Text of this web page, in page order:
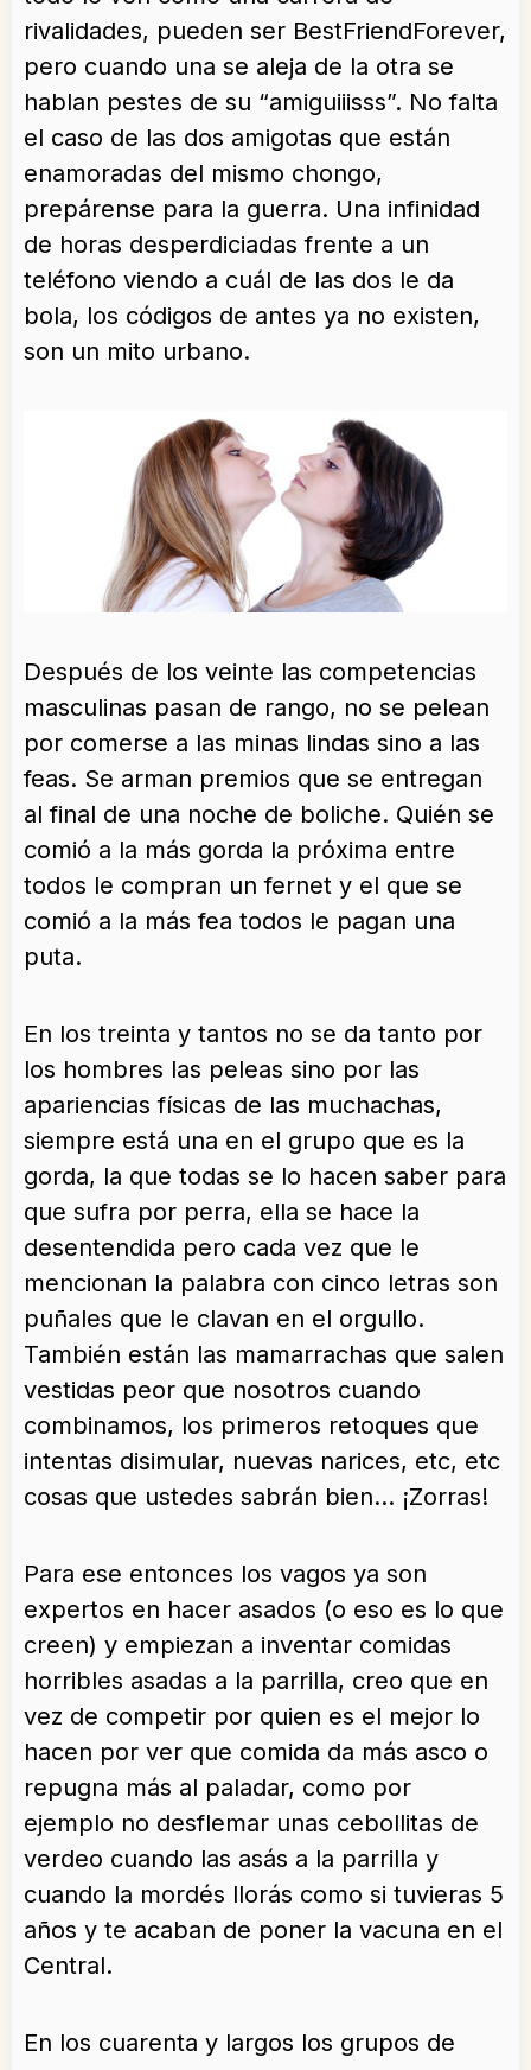
rivalidades, pueden ser BestFriendForever,
pero cuando una se aleja de la otra se
hablan pestes de su “amiguiiisss”. No falta
el caso de las dos amigotas que están
enamoradas del mismo chongo,
prepárense para la guerra. Una infinidad
de horas desperdiciadas frente a un
teléfono viendo a cuál de las dos le da
bola, los códigos de antes ya no existen,
son un mito urbano.
Después de los veinte las competencias
masculinas pasan de rango, no se pelean
por comerse a las minas lindas sino a las
feas. Se arman premios que se entregan
al final de una noche de boliche. Quién se
comió a la más gorda la próxima entre
todos le compran un fernet y el que se
comió a la más fea todos le pagan una
puta.
En los treinta y tantos no se da tanto por
los hombres las peleas sino por las
apariencias físicas de las muchachas,
siempre está una en el grupo que es la
gorda, la que todas se lo hacen saber para
que sufra por perra, ella se hace la
desentendida pero cada vez que le
mencionan la palabra con cinco letras son
puñales que le clavan en el orgullo.
También están las mamarrachas que salen
vestidas peor que nosotros cuando
combinamos, los primeros retoques que
intentas disimular, nuevas narices, etc, etc
cosas que ustedes sabrán bien… ¡Zorras!
Para ese entonces los vagos ya son
expertos en hacer asados (o eso es lo que
creen) y empiezan a inventar comidas
horribles asadas a la parrilla, creo que en
vez de competir por quien es el mejor lo
hacen por ver que comida da más asco o
repugna más al paladar, como por
ejemplo no desflemar unas cebollitas de
verdeo cuando las asás a la parrilla y
cuando la mordés llorás como si tuvieras 5
años y te acaban de poner la vacuna en el
Central.
En los cuarenta y largos los grupos de